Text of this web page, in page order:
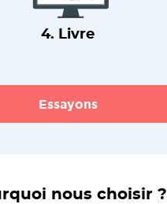
4. Livre
Essayons
nous choisir ?